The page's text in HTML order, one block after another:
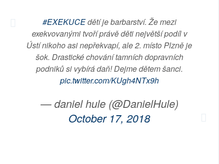
RUBRIKY
PLNÁ VERZE STRÁNEK
#EXEKUCEdětí je barbarství. Že mezi
exekvovanými tvoří právě děti největší podíl v
Ústí nikoho asi nepřekvapí, ale 2. místo Plzně je
šok. Drastické chování tamních dopravních
podniků si vybírá daň! Dejme dětem šanci.
pic.twitter.com/KUgh4NTx9h
— daniel hule (@DanielHule)
October 17, 2018